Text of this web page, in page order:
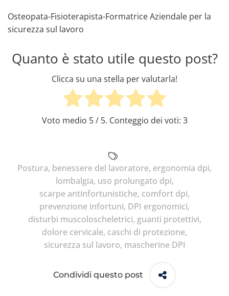
Osteopata-Fisioterapista-Formatrice Aziendale per la
sicurezza sul lavoro
Quanto è stato utile questo post?
Clicca su una stella per valutarla!
Voto medio 5/ 5. Conteggio dei voti: 3
Postura, benessere del lavoratore, ergonomia dpi,
lombalgia, uso prolungato dpi,
scarpe antinfortunistiche, comfort dpi,
prevenzione infortuni, DPI ergonomici,
disturbi muscoloscheletrici, guanti protettivi,
dolore cervicale, caschi di protezione,
sicurezza sul lavoro, mascherine DPI
Condividi questo post